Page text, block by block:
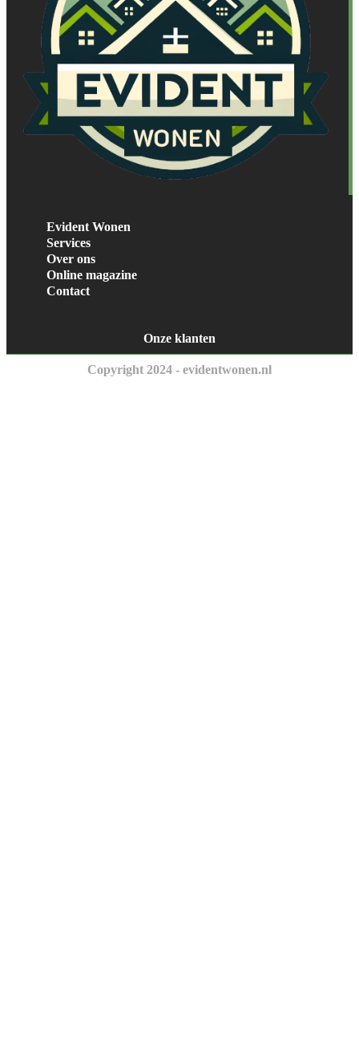
Evident Wonen
Services
Over ons
Online magazine
Contact
Onze klanten
Copyright 2024 - evidentwonen.nl